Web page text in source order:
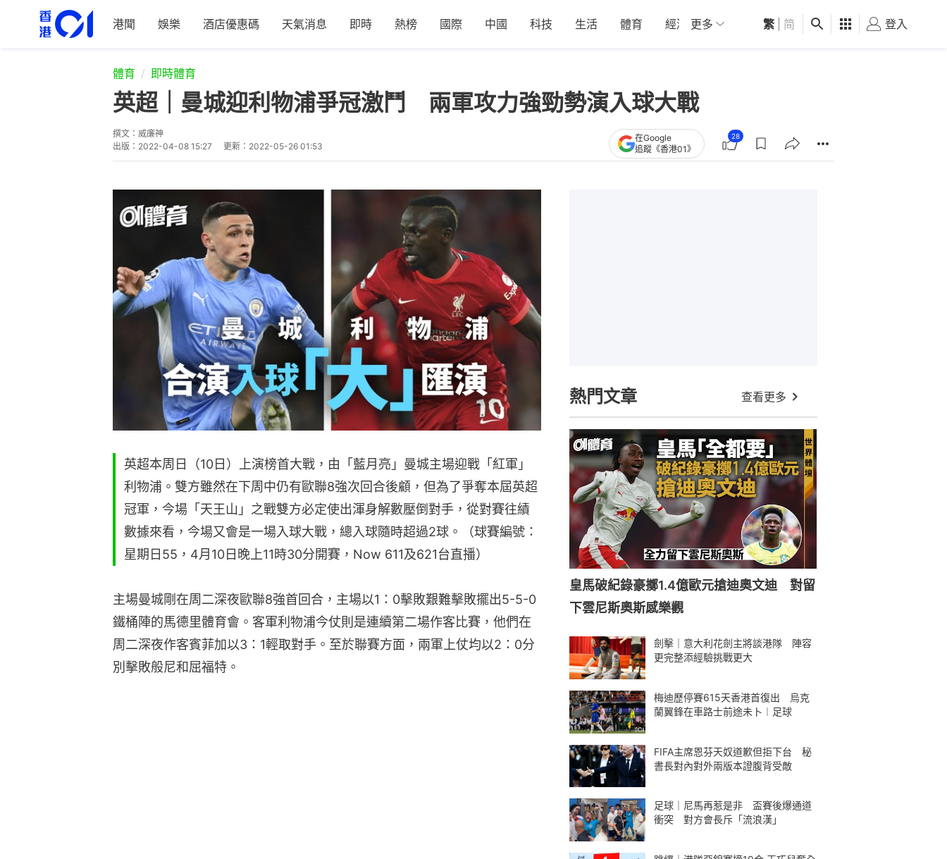
港聞 娛樂 酒店優惠碼 天氣消息 即時 熱榜 國際 中國 科技 生活 體育 經濟 01深圳 觀點 健康 好食玩飛
更多 繁 简 登入
體育 即時體育
英超｜曼城迎利物浦爭冠激鬥 兩軍攻力強勁勢演入球大戰
撰文： 威廉神
出版： 2022-04-08 15:27 更新： 2022-05-26 01:53
在Google
追蹤《香港01》
28
英超本周日（10日）上演榜首大戰，由「藍月亮」曼城主場迎戰「紅軍」
利物浦。雙方雖然在下周中仍有歐聯8強次回合後顧，但為了爭奪本屆英超
冠軍，今場「天王山」之戰雙方必定使出渾身解數壓倒對手，從對賽往績
數據來看，今場又會是一場入球大戰，總入球隨時超過2球。（球賽編號：
星期日55，4月10日晚上11時30分開賽，Now 611及621台直播）
主場曼城剛在周二深夜歐聯8強首回合，主場以1：0擊敗艱難擊敗擺出5-5-0
鐵桶陣的馬德里體育會。客軍利物浦今仗則是連續第二場作客比賽，他們在
周二深夜作客賓菲加以3：1輕取對手。至於聯賽方面，兩軍上仗均以2：0分
別擊敗般尼和屈福特。
熱門文章 查看更多
皇馬破紀錄豪擲1.4億歐元搶迪奧文迪 對留
下雲尼斯奧斯感樂觀
劍擊｜意大利花劍主將談港隊 陣容
更完整添經驗挑戰更大
梅迪歷停賽615天香港首復出 烏克
蘭翼鋒在車路士前途未卜︱足球
FIFA主席恩芬天奴道歉但拒下台 秘
書長對內對外兩版本證腹背受敵
足球｜尼馬再惹是非 盃賽後爆通道
衝突 對方會長斥「流浪漢」